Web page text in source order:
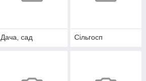
Дача, сад Сільгосп